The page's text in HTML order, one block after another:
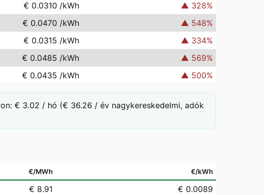
€ 0.0310 /kWh ▲ 328%
€ 0.0470 /kWh ▲ 548%
€ 0.0315 /kWh ▲ 334%
€ 0.0485 /kWh ▲ 569%
€ 0.0435 /kWh ▲ 500%
€ 3.02 / hó (€ 36.26 / év nagykereskedelmi, adók
€/MWh €/kWh
€ 8.91
€ 0.0089